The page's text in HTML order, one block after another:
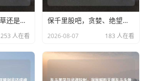
股票咨询 ，救命稻草还是信息陷阱？
253 人在看
保千里股吧，贪婪、绝望与A股残酷生态的残酷编年史
2026-08-07 183 人在看